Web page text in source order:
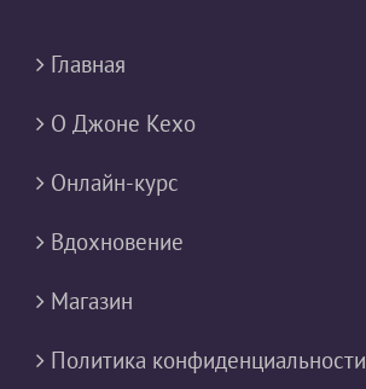
Главная
О Джоне Кехо
Онлайн-курс
Вдохновение
Магазин
Политика конфиденциальности